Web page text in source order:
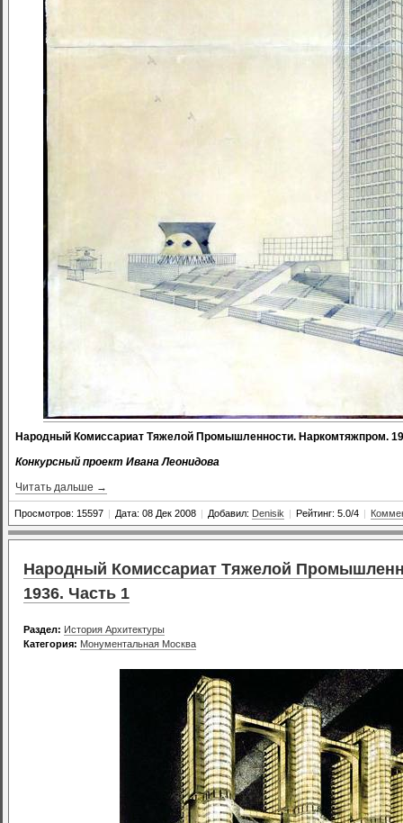
Народный Комиссариат Тяжелой Промышленности. Наркомтяжпром.
Конкурсный проект Ивана Леонидова
Читать дальше →
Просмотров: 15597 | Дата: 08 Дек 2008 | Добавил: Denisik | Рейтинг: 5.0/4 |
Народный Комиссариат Тяжелой
1936. Часть 1
Раздел: История Архитектуры
Категория: Монументальная Москва